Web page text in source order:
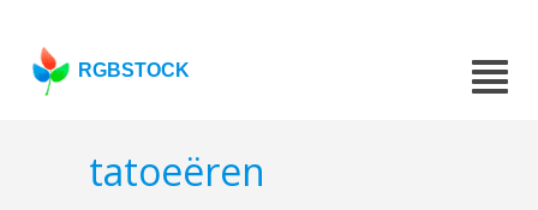
RGBSTOCK
tatoeëren